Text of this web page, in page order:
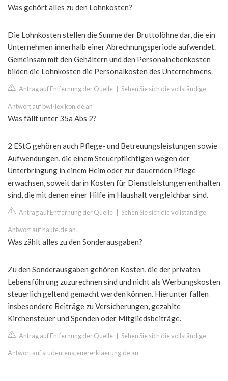
Was gehört alles zu den Lohnkosten?
Die Lohnkosten stellen die Summe der Bruttolöhne dar, die ein
Unternehmen innerhalb einer Abrechnungsperiode aufwendet.
Gemeinsam mit den Gehältern und den Personalnebenkosten
bilden die Lohnkosten die Personalkosten des Unternehmens.
Antrag auf Entfernung der Quelle Sehen Sie sich die vollständige
Antwort auf bwl-lexikon.de an
Was fällt unter 35a Abs 2?
2 EStG gehören auch Pflege- und Betreuungsleistungen sowie
Aufwendungen, die einem Steuerpflichtigen wegen der
Unterbringung in einem Heim oder zur dauernden Pflege
erwachsen, soweit darin Kosten für Dienstleistungen enthalten
sind, die mit denen einer Hilfe im Haushalt vergleichbar sind.
Antrag auf Entfernung der Quelle Sehen Sie sich die vollständige
Antwort auf haufe.de an
Was zählt alles zu den Sonderausgaben?
Zu den Sonderausgaben gehören Kosten, die der privaten
Lebensführung zuzurechnen sind und nicht als Werbungskosten
steuerlich geltend gemacht werden können. Hierunter fallen
insbesondere Beiträge zu Versicherungen, gezahlte
Kirchensteuer und Spenden oder Mitgliedsbeiträge.
Antrag auf Entfernung der Quelle Sehen Sie sich die vollständige
Antwort auf studentensteuererklaerung.de an